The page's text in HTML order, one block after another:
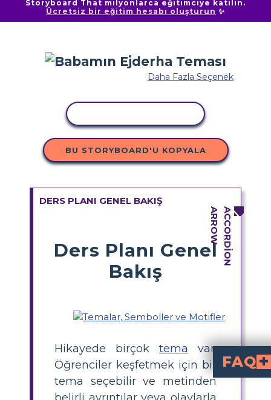
Storyboard That milyonlarca eğitimciye katılın.
Ücretsiz bir eğitim hesabı oluşturun ✨
Daha Fazla Seçenek
BU STORYBOARD'U KOPYALA
DERS PLANI GENEL BAKIŞ
Ders Planı Genel
Bakış
Hikayede birçok tema var.
Öğrenciler keşfetmek için bir
tema seçebilir ve metinden
FAQ